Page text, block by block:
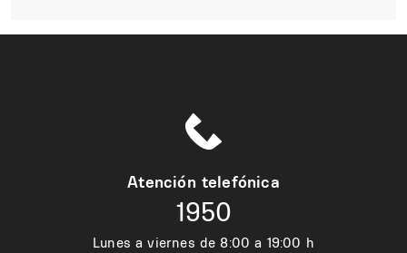
Atención telefónica
1950
Lunes a viernes de 8:00 a 19:00 h